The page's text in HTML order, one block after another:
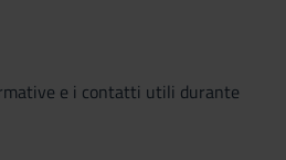
e i contatti utili durante